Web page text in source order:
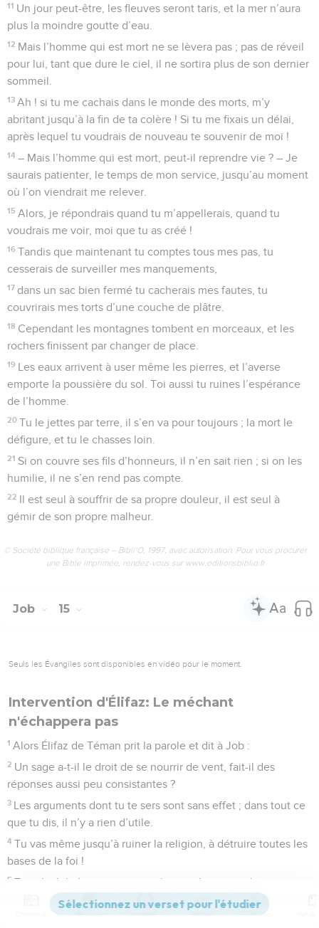
11 Un jour peut-être, les fleuves seront taris, et la mer n’aura
plus la moindre goutte d’eau.
12 Mais l’homme qui est mort ne se lèvera pas ; pas de réveil
pour lui, tant que dure le ciel, il ne sortira plus de son dernier
sommeil.
13 Ah ! si tu me cachais dans le monde des morts, m’y
abritant jusqu’à la fin de ta colère ! Si tu me fixais un délai,
après lequel tu voudrais de nouveau te souvenir de moi !
14 – Mais l’homme qui est mort, peut-il reprendre vie ? – Je
saurais patienter, le temps de mon service, jusqu’au moment
où l’on viendrait me relever.
15 Alors, je répondrais quand tu m’appellerais, quand tu
voudrais me voir, moi que tu as créé !
16 Tandis que maintenant tu comptes tous mes pas, tu
cesserais de surveiller mes manquements,
17 dans un sac bien fermé tu cacherais mes fautes, tu
couvrirais mes torts d’une couche de plâtre.
18 Cependant les montagnes tombent en morceaux, et les
rochers finissent par changer de place.
19 Les eaux arrivent à user même les pierres, et l’averse
emporte la poussière du sol. Toi aussi tu ruines l’espérance
de l’homme.
20 Tu le jettes par terre, il s’en va pour toujours ; la mort le
défigure, et tu le chasses loin.
21 Si on couvre ses fils d’honneurs, il n’en sait rien ; si on les
humilie, il ne s’en rend pas compte.
22 Il est seul à souffrir de sa propre douleur, il est seul à
gémir de son propre malheur.
© Société biblique française – Bibli’O, 1997, avec autorisation. Pour vous procurer
une Bible imprimée, rendez-vous sur www.editionsbiblio.fr
Job 15
Seuls les Évangiles sont disponibles en vidéo pour le moment.
Intervention d'Élifaz: Le méchant
n'échappera pas
1 Alors Élifaz de Téman prit la parole et dit à Job :
2 Un sage a-t-il le droit de se nourrir de vent, fait-il des
réponses aussi peu consistantes ?
3 Les arguments dont tu te sers sont sans effet ; dans tout ce
que tu dis, il n’y a rien d’utile.
4 Tu vas même jusqu’à ruiner la religion, à détruire toutes les
bases de la foi !
5 Ta culpabilité inspire tes paroles, tu choisis un discours
complètement tordu.
Versions Commentaires Strong